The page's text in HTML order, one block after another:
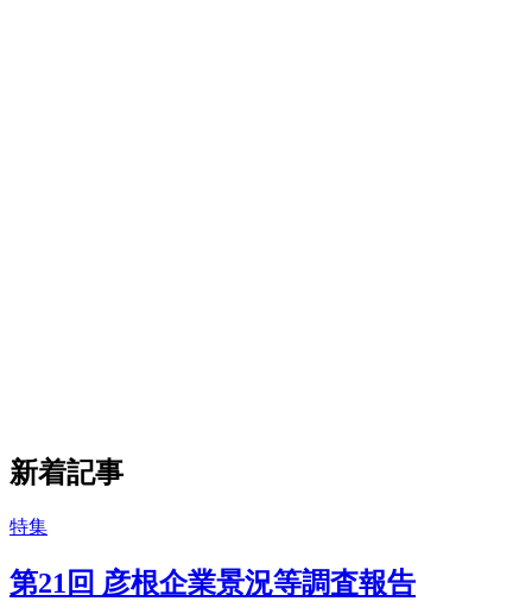
新着記事
特集
第21回 彦根企業景況等調査報告